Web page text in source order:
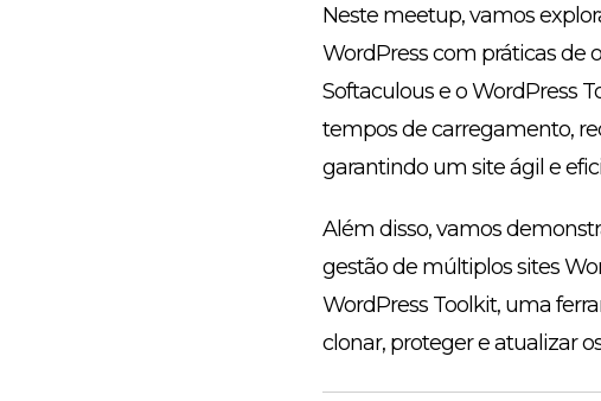
Neste meetup, vamos
WordPress com práticas de
Softaculous e o WordPress
tempos de carregamento,
garantindo um site ágil e
Além disso, vamos
gestão de múltiplos sites
WordPress Toolkit, uma
clonar, proteger e atualizar